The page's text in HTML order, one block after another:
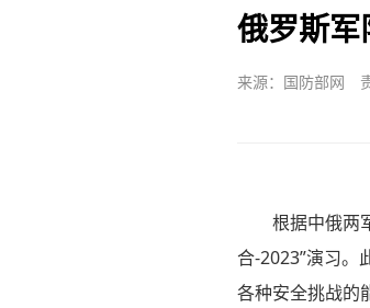
俄罗斯军
来源：国防部网
根据中俄两
合-2023”演习。
各种安全挑战的